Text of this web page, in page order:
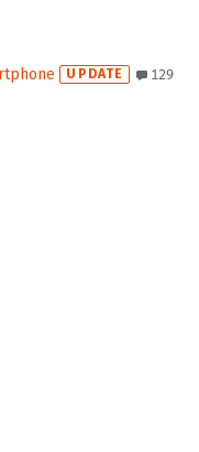
UPDATE 129